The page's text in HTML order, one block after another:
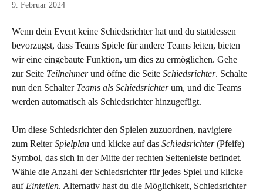
9. Februar 2024
Wenn dein Event keine Schiedsrichter hat und du stattdessen
bevorzugst, dass Teams Spiele für andere Teams leiten, bieten
wir eine eingebaute Funktion, um dies zu ermöglichen. Gehe
zur Seite Teilnehmer und öffne die Seite Schiedsrichter. Schalte
nun den Schalter Teams als Schiedsrichter um, und die Teams
werden automatisch als Schiedsrichter hinzugefügt.
Um diese Schiedsrichter den Spielen zuzuordnen, navigiere
zum Reiter Spielplan und klicke auf das Schiedsrichter (Pfeife)
Symbol, das sich in der Mitte der rechten Seitenleiste befindet.
Wähle die Anzahl der Schiedsrichter für jedes Spiel und klicke
auf Einteilen. Alternativ hast du die Möglichkeit, Schiedsrichter